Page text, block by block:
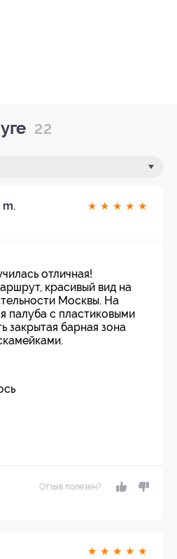
22
★ ★ ★ ★ ★
отличная!
красивый вид на
Москвы. На
палуба с пластиковыми
закрытая барная зона
Отзыв полезен?
★ ★ ★ ★ ★